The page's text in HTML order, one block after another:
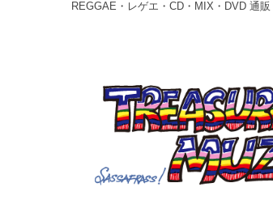
REGGAE・レゲエ・CD・MIX・DVD 通